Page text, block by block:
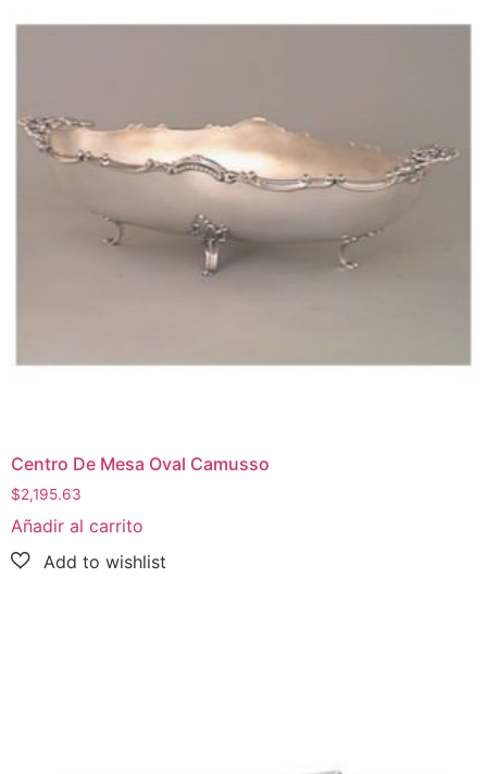
Centro De Mesa Oval Camusso
$2,195.63
Añadir al carrito